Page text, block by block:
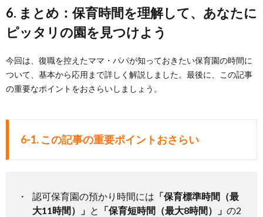
6. まとめ：保育時間を理解して、あなたに
ピッタリの園を見つけよう
今回は、復職を控えたママ・パパが知っておきたい保育園の時間に
ついて、基本から応用まで詳しく解説しました。最後に、この記事
の重要なポイントをおさらいしましょう。
6-1. この記事の重要ポイントおさらい
認可保育園の預かり時間には 「保育標準時間（最
大11時間）」 と 「保育短時間（最大8時間）」 の2